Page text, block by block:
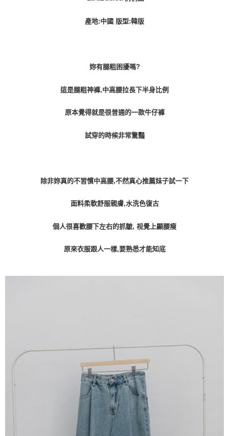
產地:中國 版型:韓版
妳有腿粗困擾嗎?
這是腿粗神褲,中高腰拉長下半身比例
原本覺得就是很普通的一款牛仔褲
試穿的時候非常驚豔
除非妳真的不習慣中高腰,不然真心推薦妹子試一下
面料柔軟舒服親膚,水洗色復古
個人很喜歡腰下左右的抓皺, 视覺上顯腰瘦
原來衣服跟人一樣,要熟悉才能知底